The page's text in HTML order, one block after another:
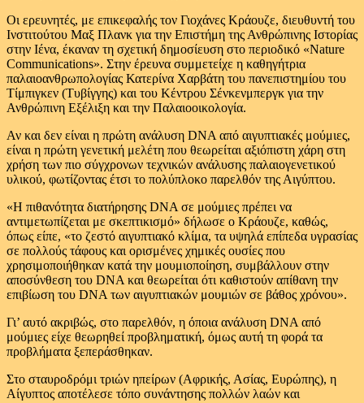
Οι ερευνητές, με επικεφαλής τον Γιοχάνες Κράουζε, διευθυντή του
Ινστιτούτου Μαξ Πλανκ για την Επιστήμη της Ανθρώπινης Ιστορίας
στην Ιένα, έκαναν τη σχετική δημοσίευση στο περιοδικό «Nature
Communications». Στην έρευνα συμμετείχε η καθηγήτρια
παλαιοανθρωπολογίας Κατερίνα Χαρβάτη του πανεπιστημίου του
Τίμπιγκεν (Τυβίγγης) και του Κέντρου Σένκενμπεργκ για την
Ανθρώπινη Εξέλιξη και την Παλαιοοικολογία.
Αν και δεν είναι η πρώτη ανάλυση DNA από αιγυπτιακές μούμιες,
είναι η πρώτη γενετική μελέτη που θεωρείται αξιόπιστη χάρη στη
χρήση των πιο σύγχρονων τεχνικών ανάλυσης παλαιογενετικού
υλικού, φωτίζοντας έτσι το πολύπλοκο παρελθόν της Αιγύπτου.
«Η πιθανότητα διατήρησης DNA σε μούμιες πρέπει να
αντιμετωπίζεται με σκεπτικισμό» δήλωσε ο Κράουζε, καθώς,
όπως είπε, «το ζεστό αιγυπτιακό κλίμα, τα υψηλά επίπεδα υγρασίας
σε πολλούς τάφους και ορισμένες χημικές ουσίες που
χρησιμοποιήθηκαν κατά την μουμιοποίηση, συμβάλλουν στην
αποσύνθεση του DNA και θεωρείται ότι καθιστούν απίθανη την
επιβίωση του DNA των αιγυπτιακών μουμιών σε βάθος χρόνου».
Γι’ αυτό ακριβώς, στο παρελθόν, η όποια ανάλυση DNA από
μούμιες είχε θεωρηθεί προβληματική, όμως αυτή τη φορά τα
προβλήματα ξεπεράσθηκαν.
Στο σταυροδρόμι τριών ηπείρων (Αφρικής, Ασίας, Ευρώπης), η
Αίγυπτος αποτέλεσε τόπο συνάντησης πολλών λαών και